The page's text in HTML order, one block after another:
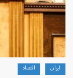
ايران اقتصاد